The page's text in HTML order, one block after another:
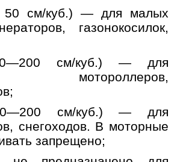
см/куб.) — для малых
газонокосилок,
см/куб.) — для
мотороллеров,
см/куб.) — для
снегоходов. В моторные
запрещено;